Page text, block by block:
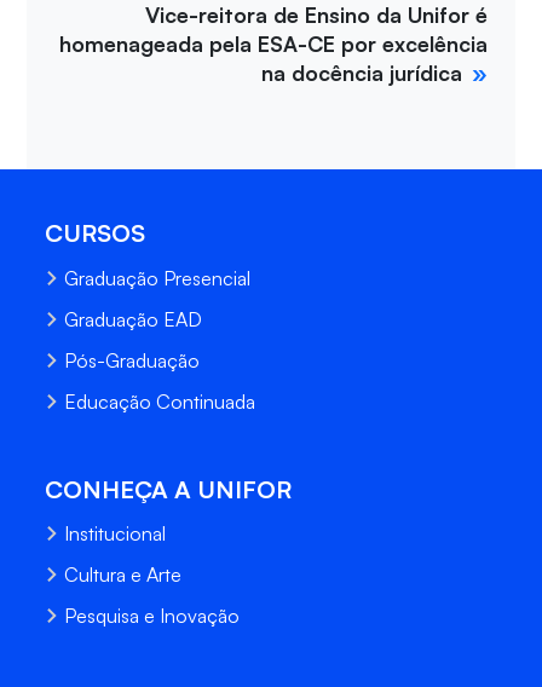
Vice-reitora de Ensino da Unifor é
homenageada pela ESA-CE por excelência
na docência jurídica
CURSOS
Graduação Presencial
Graduação EAD
Pós-Graduação
Educação Continuada
CONHEÇA A UNIFOR
Institucional
Cultura e Arte
Pesquisa e Inovação